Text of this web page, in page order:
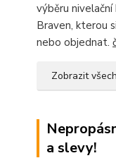
výběru
Braven, kterou
nebo objednat.
Zobrazit
a slevy!